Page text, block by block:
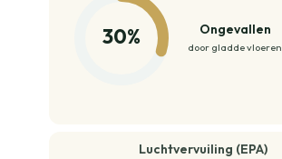
30% Ongevallen
door gladde vloeren
Luchtvervuiling (EPA)